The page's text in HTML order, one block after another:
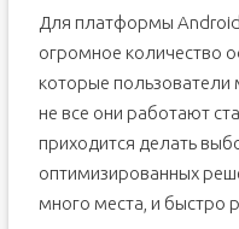
Для платформы
огромное количество
которые пользователи
не все они работают
приходится делать
оптимизированных
много места, и быстро